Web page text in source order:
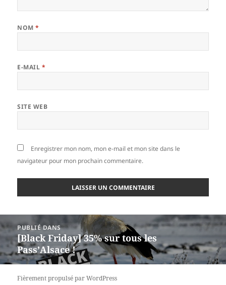
NOM*
E-MAIL *
SITE WEB
Enregistrer mon nom, mon e-mail et mon site dans le
navigateur pour mon prochain commentaire.
de
l’article
PUBLIÉ DANS
[Black Friday] 35% sur tous les
Pass’Alsace !
Fièrement propulsé par WordPress